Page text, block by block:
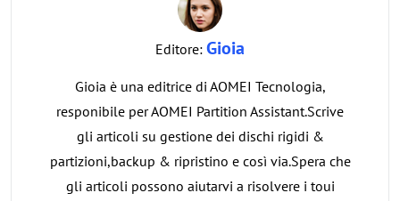
Editore: Gioia
Gioia è una editrice di AOMEI Tecnologia,
responibile per AOMEI Partition Assistant.Scrive
gli articoli su gestione dei dischi rigidi &
partizioni,backup & ripristino e così via.Spera che
gli articoli possono aiutarvi a risolvere i toui